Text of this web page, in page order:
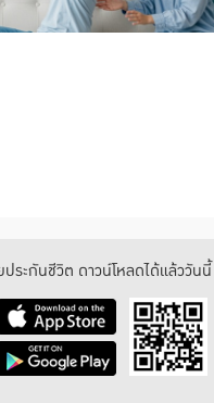
ระกันชีวิต ดาวน์โหลดได้แล้ววันนี้